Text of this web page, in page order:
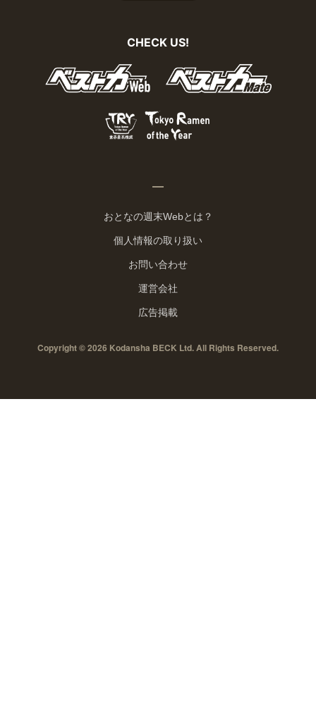
CHECK US!
おとなの週末Webとは？
個人情報の取り扱い
お問い合わせ
運営会社
広告掲載
Copyright © 2026 Kodansha BECK Ltd. All Rights Reserved.